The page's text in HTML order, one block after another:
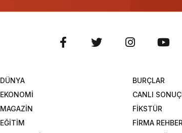
DÜNYA
EKONOMİ
MAGAZİN
EĞİTİM
BURÇLAR
CANLI
FİKSTÜR
FİRMA